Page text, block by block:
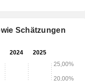
Schätzungen